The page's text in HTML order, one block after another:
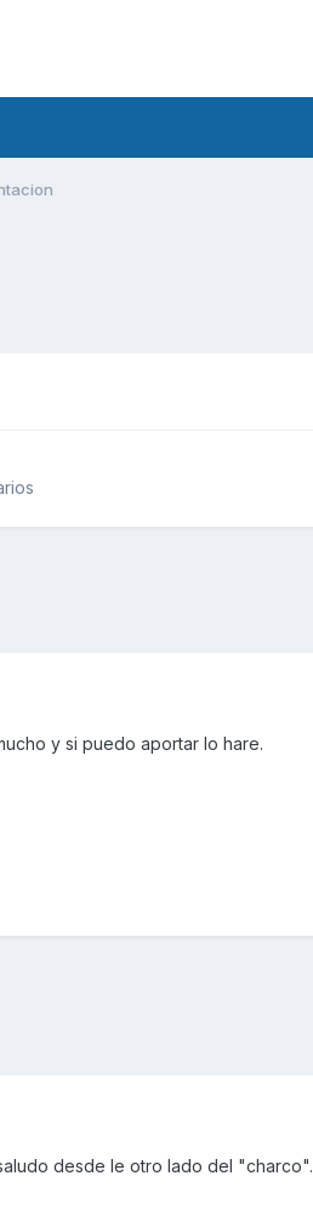
y si puedo aportar lo hare.
desde le otro lado del "charco".